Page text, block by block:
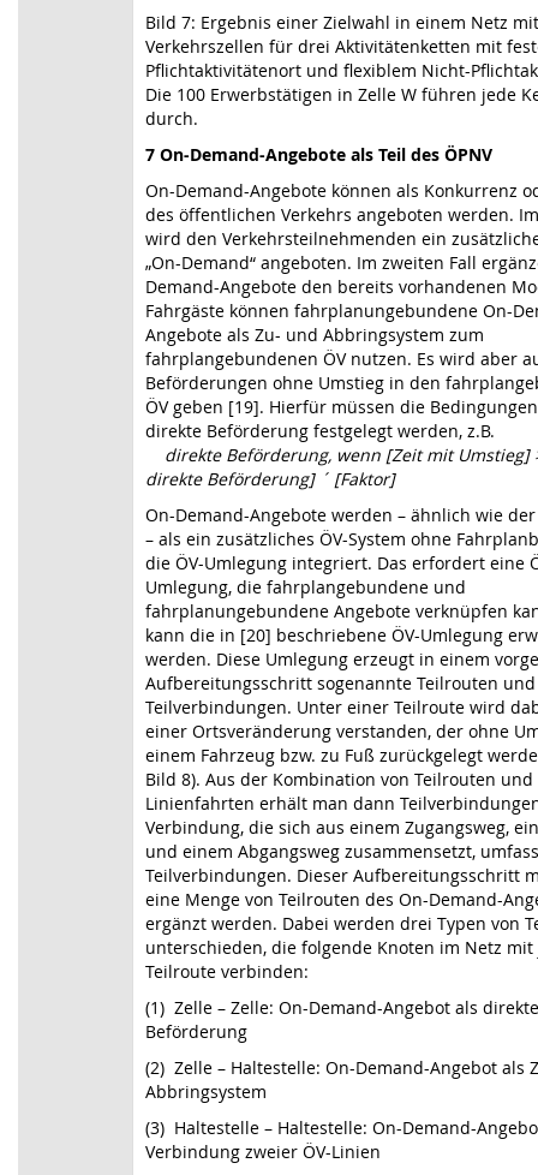
Bild 7: Ergebnis einer Zielwahl in einem Netz
Verkehrszellen für drei Aktivitätenketten mit
Pflichtaktivitätenort und flexiblem Nicht-
Die 100 Erwerbstätigen in Zelle W führen jede
durch.
7 On-Demand-Angebote als Teil des ÖPNV
On-Demand-Angebote können als Konkurrenz
des öffentlichen Verkehrs angeboten werden.
wird den Verkehrsteilnehmenden ein
„On-Demand“ angeboten. Im zweiten Fall
Demand-Angebote den bereits vorhandenen
Fahrgäste können fahrplanungebundene On-
Angebote als Zu- und Abbringsystem zum
fahrplangebundenen ÖV nutzen. Es wird aber
Beförderungen ohne Umstieg in den
ÖV geben [19]. Hierfür müssen die
direkte Beförderung festgelegt werden, z.B.
direkte Beförderung, wenn [Zeit mit Umstieg]
direkte Beförderung] ´ [Faktor]
On-Demand-Angebote werden – ähnlich wie der
– als ein zusätzliches ÖV-System ohne
die ÖV-Umlegung integriert. Das erfordert eine
Umlegung, die fahrplangebundene und
fahrplanungebundene Angebote verknüpfen
kann die in [20] beschriebene ÖV-Umlegung
werden. Diese Umlegung erzeugt in einem
Aufbereitungsschritt sogenannte Teilrouten und
Teilverbindungen. Unter einer Teilroute wird
einer Ortsveränderung verstanden, der ohne
einem Fahrzeug bzw. zu Fuß zurückgelegt
Bild 8). Aus der Kombination von Teilrouten und
Linienfahrten erhält man dann
Verbindung, die sich aus einem Zugangsweg,
und einem Abgangsweg zusammensetzt,
Teilverbindungen. Dieser Aufbereitungsschritt
eine Menge von Teilrouten des On-Demand-
ergänzt werden. Dabei werden drei Typen von
unterschieden, die folgende Knoten im Netz
Teilroute verbinden:
(1) Zelle – Zelle: On-Demand-Angebot als direkte
Beförderung
(2) Zelle – Haltestelle: On-Demand-Angebot als
Abbringsystem
(3) Haltestelle – Haltestelle: On-Demand-
Verbindung zweier ÖV-Linien